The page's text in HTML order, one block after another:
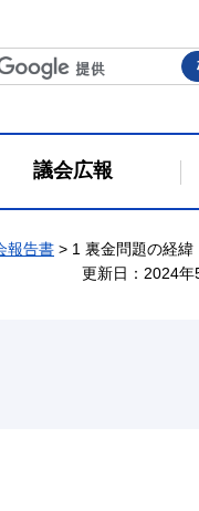
議会広報
報告書 > 1 裏金問題の経緯
更新日：2024年